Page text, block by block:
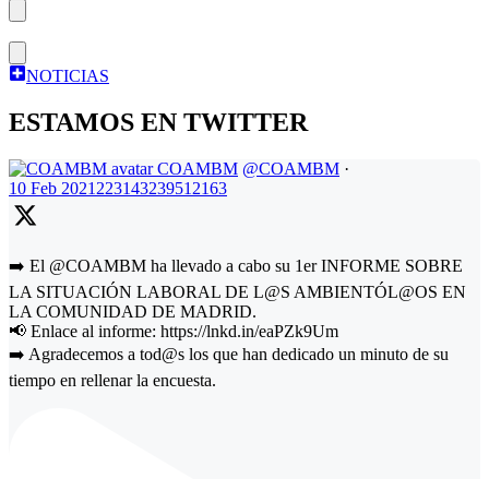
NOTICIAS
ESTAMOS EN TWITTER
COAMBM @COAMBM ·
10 Feb 2021223143239512163
➡️ El @COAMBM ha llevado a cabo su 1er INFORME SOBRE
LA SITUACIÓN LABORAL DE L@S AMBIENTÓL@OS EN
LA COMUNIDAD DE MADRID.
📢 Enlace al informe: https://lnkd.in/eaPZk9Um
➡️ Agradecemos a tod@s los que han dedicado un minuto de su
tiempo en rellenar la encuesta.